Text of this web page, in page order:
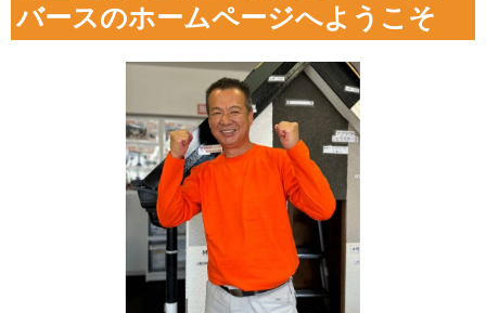
バースのホームページへようこそ